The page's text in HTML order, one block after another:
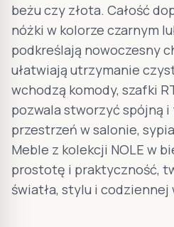
beżu czy złota. Całość
nóżki w kolorze czarnym
podkreślają nowoczesny
ułatwiają utrzymanie
wchodzą komody, szafki
pozwala stworzyć spójną
przestrzeń w salonie,
Meble z kolekcji NOLE w
prostotę i praktyczność,
światła, stylu i codziennej